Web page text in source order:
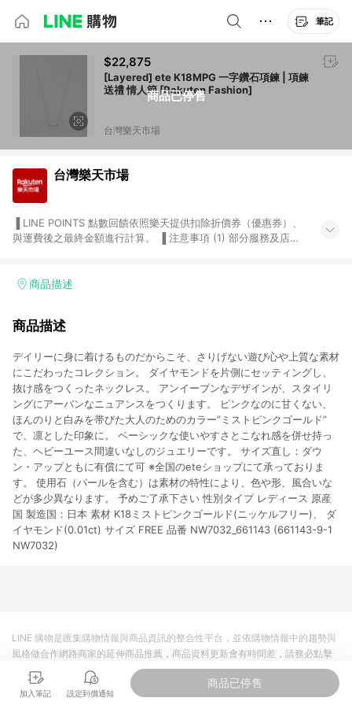
筆記
商品已停售
$22,875
[Layered] ete K18MPG 一字鑽石項鍊 | 項鍊
送禮 情人節 [Rakuten Fashion]
台灣樂天市場
台灣樂天市場
與運費後之最終金額進行計算。 ▐ 注意事項 (1) 部分服務及店家
Smart mobile、神腦生活、JS巨盛、樂天KOBO電子書，請詳閱
台灣樂天市場，並在同一瀏覽器於24小時內結帳，才享有 LINE
市場 45 天內完成訂單出貨及結帳，則不符合贈點資格。 (4) 如
使用APP、或中途瀏覽比價網、回饋網、Google等其他網頁、或
由網頁版(電腦版/手機版網頁)切換為App都將會造成追蹤中斷而
無法進行 LINE POINTS 回饋。 (5) LINE 購物為購物資訊整合性
平台，商品資料更新會有時間差，如顯示之商品規格、顏色、價
位、贈品與台灣樂天市場銷售網頁不符，以銷售網頁標示為準。
(6) 導購訂單已逾 365 天，根據台灣樂天回饋規定，逾期訂單將
不符合回饋資格。 (7) 若上述或其他原因，致使消費者無接收到
點數回饋或點數回饋有爭議，台灣樂天市場保有更改條款與法律
追訴之權利，活動詳情以樂天市場網站公告為準。
商品描述
商品描述
デイリーに身に着けるものだからこそ、さりげない遊び心や上質な素材
にこだわったコレクション。 ダイヤモンドを片側にセッティングし、
抜け感をつくったネックレス。 アンイーブンなデザインが、スタイリ
ングにアーバンなニュアンスをつくります。 ピンクなのに甘くない、
ほんのりと白みを帯びた大人のためのカラー”ミストピンクゴールド”
で、凛とした印象に。 ベーシックな使いやすさとこなれ感を併せ持っ
た、ヘビーユース間違いなしのジュエリーです。 サイズ直し：ダウ
ン・アップともに有償にて可 ※全国のeteショップにて承っておりま
す。 使用石（パールを含む）は素材の特性により、色や形、風合いな
どが多少異なります。 予めご了承下さい 性別タイプ レディース 原産
国 製造国：日本 素材 K18ミストピンクゴールド(ニッケルフリー)、 ダ
イヤモンド(0.01ct) サイズ FREE 品番 NW7032_661143 (661143-9-1
NW7032)
加入筆記 設定到價通知
商品已停售
LINE 購物是匯集購物情報與商品資訊的整合性平台，並依購物情報中的趨勢與
風格做合作網路商家的延伸商品推薦，商品資料更新會有時間差，請務必點擊
商品至各合作網路商家，確認現售價與購物條件，一切資訊以合作廠商網頁為
準。